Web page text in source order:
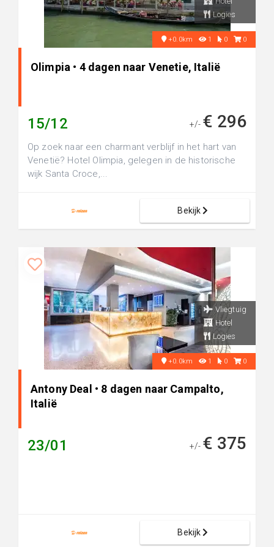
Logies
+0.0km 1 0 0
Olimpia • 4 dagen naar Venetie, Italië
15/12 +/- € 296
Op zoek naar een charmant verblijf in het hart van
Venetië? Hotel Olimpia, gelegen in de historische
wijk Santa Croce,...
Bekijk
Vliegtuig
Hotel
Logies
+0.0km 1 0 0
Antony Deal • 8 dagen naar Campalto,
Italië
23/01 +/- € 375
Bekijk